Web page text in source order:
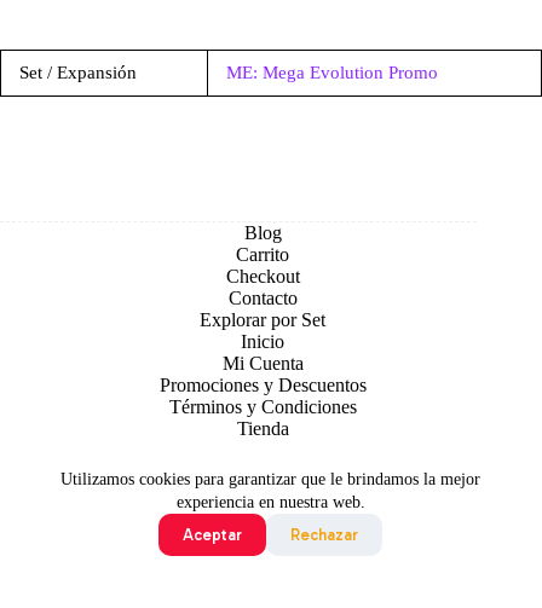
Utilizamos cookies para garantizar que le brindamos la mejor
experiencia en nuestra web.
Aceptar
Rechazar
Set / Expansión ME: Mega Evolution Promo
Blog
Carrito
Checkout
Contacto
Explorar por Set
Inicio
Mi Cuenta
Promociones y Descuentos
Términos y Condiciones
Tienda
Todo contenido original es sujeto de Copyright © 2026 TCG